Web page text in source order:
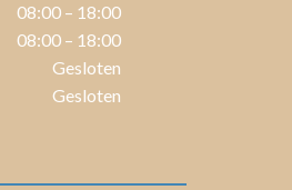
08:00 – 18:00
08:00 – 18:00
Gesloten
Gesloten